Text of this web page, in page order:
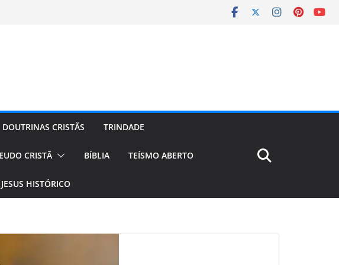
DOUTRINAS CRISTÃS TRINDADE
CRISTÃ BÍBLIA TEÍSMO ABERTO
JESUS HISTÓRICO